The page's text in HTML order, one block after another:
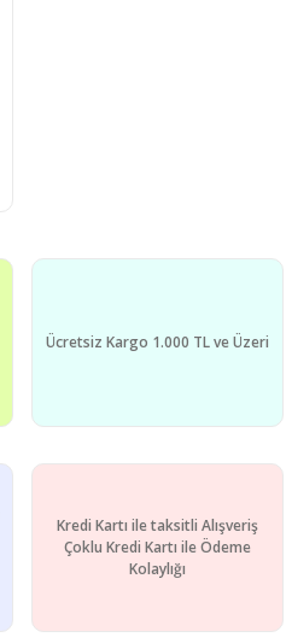
Ücretsiz Kargo 1.000 TL ve Üzeri
Kredi Kartı ile taksitli Alışveriş
Çoklu Kredi Kartı ile Ödeme
Kolaylığı